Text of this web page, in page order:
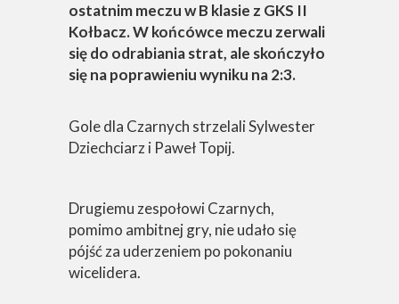
ostatnim meczu w B klasie z GKS II
Kołbacz. W końcówce meczu zerwali
się do odrabiania strat, ale skończyło
się na poprawieniu wyniku na 2:3.
Gole dla Czarnych strzelali Sylwester
Dziechciarz i Paweł Topij.
Drugiemu zespołowi Czarnych,
pomimo ambitnej gry, nie udało się
pójść za uderzeniem po pokonaniu
wicelidera.